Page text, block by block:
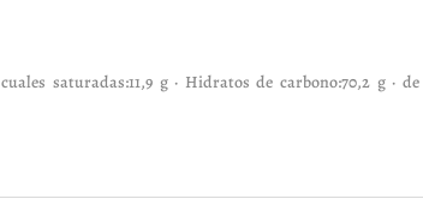
saturadas:11,9 g · Hidratos de carbono:70,2 g ·